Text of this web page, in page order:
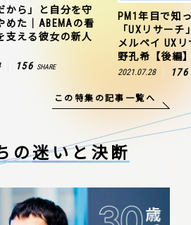
から」と自分を守
めた｜ABEMAの看
支える彼女の新人
156 SHARE
PM1年目で知
「UXリサー
メルペイ UX
野孔希【後編
2021.07.28 176
この特集の記事一覧へ
の迷いと決断